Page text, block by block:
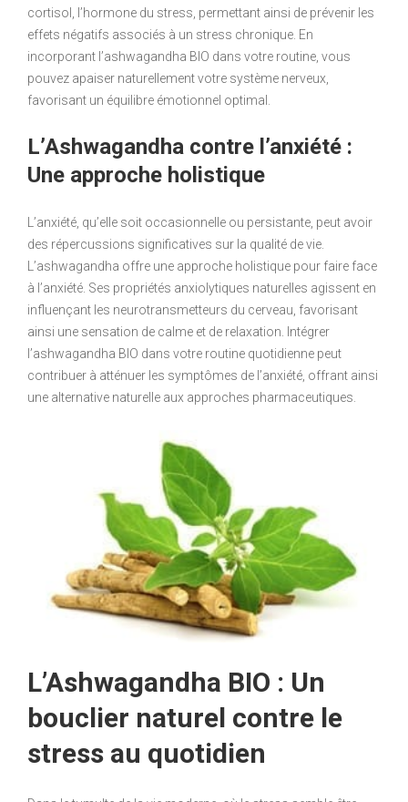
cortisol, l’hormone du stress, permettant ainsi de prévenir les
effets négatifs associés à un stress chronique. En
incorporant l’ashwagandha BIO dans votre routine, vous
pouvez apaiser naturellement votre système nerveux,
favorisant un équilibre émotionnel optimal.
L’Ashwagandha contre l’anxiété :
Une approche holistique
L’anxiété, qu’elle soit occasionnelle ou persistante, peut avoir
des répercussions significatives sur la qualité de vie.
L’ashwagandha offre une approche holistique pour faire face
à l’anxiété. Ses propriétés anxiolytiques naturelles agissent en
influençant les neurotransmetteurs du cerveau, favorisant
ainsi une sensation de calme et de relaxation. Intégrer
l’ashwagandha BIO dans votre routine quotidienne peut
contribuer à atténuer les symptômes de l’anxiété, offrant ainsi
une alternative naturelle aux approches pharmaceutiques.
L’Ashwagandha BIO : Un
bouclier naturel contre le
stress au quotidien